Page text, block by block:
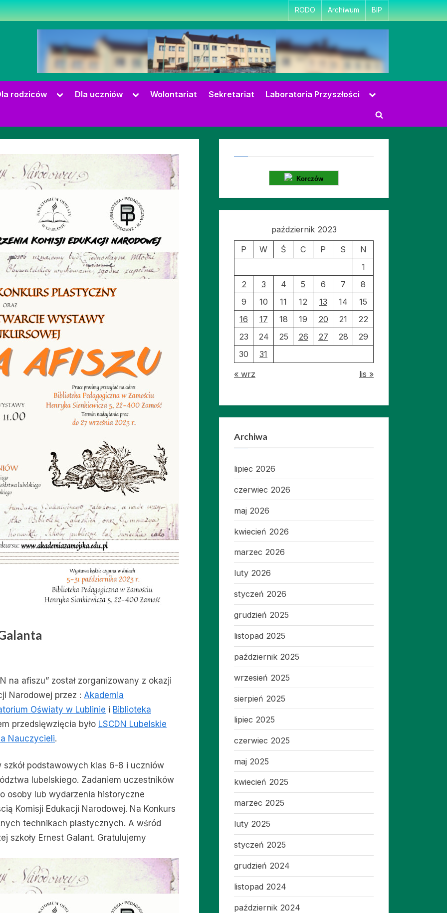
RODO Archiwum BIP
rodziców
ToggleDla uczniów
ToggleWolontariat Sekretariat Laboratoria Przyszłości
Toggle
menu
Toggle
na afiszu” został zorganizowany z okazji
Narodowej przez : Akademia
Oświaty w Lublinie i Biblioteka
przedsięwzięcia było LSCDN Lubelskie
Nauczycieli.
szkół podstawowych klas 6-8 i uczniów
lubelskiego. Zadaniem uczestników
osoby lub wydarzenia historyczne
Komisji Edukacji Narodowej. Na Konkurs
technikach plastycznych. A wśród
szkoły Ernest Galant. Gratulujemy
Korczów
październik 2023
P W Ś C P S
N
1
2
3 4 5 6 7
8
9
10 11 12 13 14
15
16
17 18 19 20 21
22
23
24 25 26 27 28
29
30
31
« wrz lis »
Archiwa
lipiec 2026
czerwiec 2026
maj 2026
kwiecień 2026
marzec 2026
luty 2026
styczeń 2026
grudzień 2025
listopad 2025
październik 2025
wrzesień 2025
sierpień 2025
lipiec 2025
czerwiec 2025
maj 2025
kwiecień 2025
marzec 2025
luty 2025
styczeń 2025
grudzień 2024
listopad 2024
październik 2024